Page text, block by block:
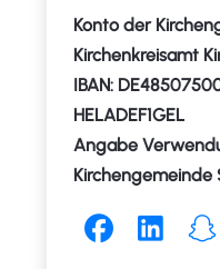
Konto der
Kirchenkreisamt
IBAN:
HELADEF1GEL
Angabe
Kirchengemeinde